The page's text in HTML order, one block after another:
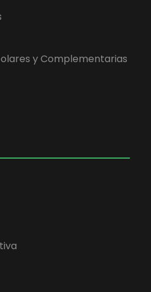
y Complementarias